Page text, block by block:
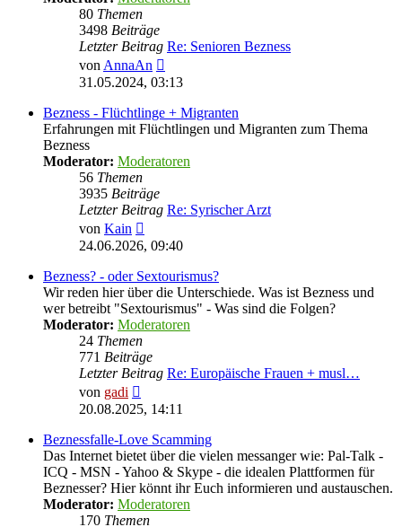
80 Themen
3498 Beiträge
Letzter Beitrag Re: Senioren Bezness
von AnnaAn
Beitrag
31.05.2024, 03:13
Bezness - Flüchtlinge + Migranten
Erfahrungen mit Flüchtlingen und Migranten zum Thema
Bezness
Moderator: Moderatoren
56 Themen
3935 Beiträge
Letzter Beitrag Re: Syrischer Arzt
von Kain
Beitrag
24.06.2026, 09:40
Bezness? - oder Sextourismus?
Wir reden hier über die Unterschiede. Was ist Bezness und
wer betreibt "Sextourismus" - Was sind die Folgen?
Moderator: Moderatoren
24 Themen
771 Beiträge
Letzter Beitrag Re: Europäische Frauen + musl…
von gadi
Beitrag
20.08.2025, 14:11
Beznessfalle-Love Scamming
Das Internet bietet über die vielen messanger wie: Pal-Talk -
ICQ - MSN - Yahoo & Skype - die idealen Plattformen für
Beznesser? Hier könnt ihr Euch informieren und austauschen.
Moderator: Moderatoren
170 Themen